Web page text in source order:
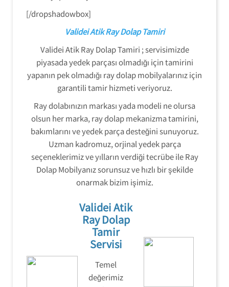
[/dropshadowbox]
Validei Atik Ray Dolap Tamiri
Validei Atik Ray Dolap Tamiri ; servisimizde
piyasada yedek parçası olmadığı için tamirini
yapanın pek olmadığı ray dolap mobilyalarınız için
garantili tamir hizmeti veriyoruz.
Ray dolabınızın markası yada modeli ne olursa
olsun her marka, ray dolap mekanizma tamirini,
bakımlarını ve yedek parça desteğini sunuyoruz.
Uzman kadromuz, orjinal yedek parça
seçeneklerimiz ve yılların verdiği tecrübe ile Ray
Dolap Mobilyanız sorunsuz ve hızlı bir şekilde
onarmak bizim işimiz.
Validei Atik
Ray Dolap
Tamir
Servisi
Temel
değerimiz